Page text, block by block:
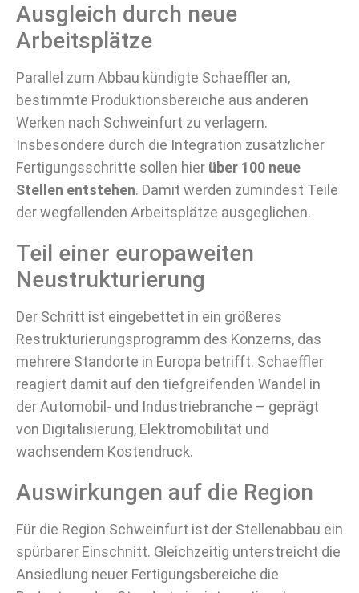
Ausgleich durch neue
Arbeitsplätze
Parallel zum Abbau kündigte Schaeffler an,
bestimmte Produktionsbereiche aus anderen
Werken nach Schweinfurt zu verlagern.
Insbesondere durch die Integration zusätzlicher
Fertigungsschritte sollen hier über 100 neue
Stellen entstehen. Damit werden zumindest Teile
der wegfallenden Arbeitsplätze ausgeglichen.
Teil einer europaweiten
Neustrukturierung
Der Schritt ist eingebettet in ein größeres
Restrukturierungsprogramm des Konzerns, das
mehrere Standorte in Europa betrifft. Schaeffler
reagiert damit auf den tiefgreifenden Wandel in
der Automobil- und Industriebranche – geprägt
von Digitalisierung, Elektromobilität und
wachsendem Kostendruck.
Auswirkungen auf die Region
Für die Region Schweinfurt ist der Stellenabbau ein
spürbarer Einschnitt. Gleichzeitig unterstreicht die
Ansiedlung neuer Fertigungsbereiche die